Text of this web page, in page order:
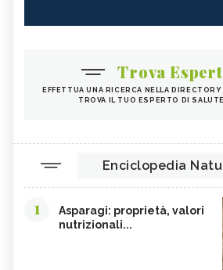
Trova
EFFETTUA UNA RICERCA NELLA
TROVA IL TUO ESPERTO DI
Enciclopedia
1
Asparagi: proprietà, valori
nutrizionali...